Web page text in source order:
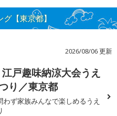
【東京都】
2026/08/06 更新
戸趣味納涼大会うえ
り／東京都
わず家族みんなで楽しめるうえ